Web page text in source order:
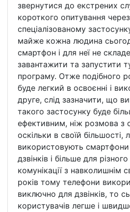
звернутися до екстрених
короткого опитування
спеціалізованому
майже кожна людина
смартфон і для неї не
завантажити та запустити
програму. Отже подібного
буде легкий в освоєнні і
друге, слід зазначити, що
такого застосунку буде
ефективним, ніж розмова з
оскільки в своїй більшості,
використовують
дзвінків і більше для
комунікації з навколишнім
років тому телефони
виключно для дзвінків, то
користувачів легше і